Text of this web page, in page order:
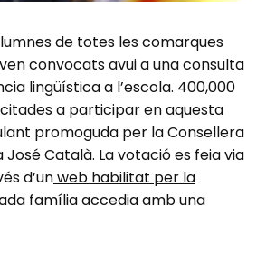
de totes les comarques
convocats avui a una consulta
lingüística a l’escola. 400,000
a participar en aquesta
promoguda per la Consellera
José Català. La votació es feia via
d’unweb habilitat per la
família accedia amb una